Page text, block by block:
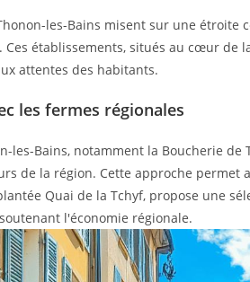
les-Bains misent sur une
établissements, situés au cœur de
attentes des habitants.
les fermes régionales
les-Bains, notamment la Boucherie
de la région. Cette approche
Quai de la Tchyf, propose une
l'économie régionale.